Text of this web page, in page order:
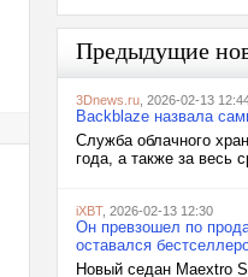
Предыдущие
3Dnews.ru , 2026-02-13
Backblaze назвала
Служба облачного
года, а также за весь
iXBT, 2026-02-13 12:30
Он превзошел по
оставался
Новый седан Maextro